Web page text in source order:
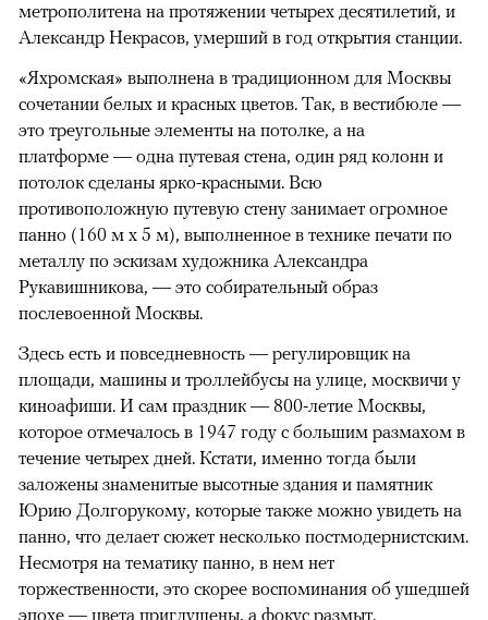
метрополитена на протяжении четырех десятилетий, и
Александр Некрасов, умерший в год открытия станции.
«Яхромская» выполнена в традиционном для Москвы
сочетании белых и красных цветов. Так, в вестибюле —
это треугольные элементы на потолке, а на
платформе — одна путевая стена, один ряд колонн и
потолок сделаны ярко-красными. Всю
противоположную путевую стену занимает огромное
панно (160 м х 5 м), выполненное в технике печати по
металлу по эскизам художника Александра
Рукавишникова, — это собирательный образ
послевоенной Москвы.
Здесь есть и повседневность — регулировщик на
площади, машины и троллейбусы на улице, москвичи у
киноафиши. И сам праздник — 800-летие Москвы,
которое отмечалось в 1947 году с большим размахом в
течение четырех дней. Кстати, именно тогда были
заложены знаменитые высотные здания и памятник
Юрию Долгорукому, которые также можно увидеть на
панно, что делает сюжет несколько постмодернистским.
Несмотря на тематику панно, в нем нет
торжественности, это скорее воспоминания об ушедшей
эпохе — цвета приглушены, а фокус размыт.